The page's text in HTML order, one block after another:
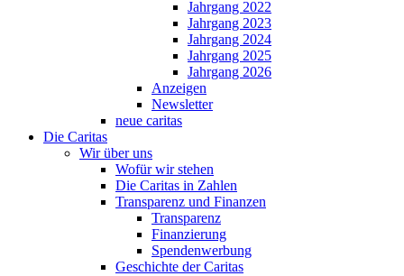
Jahrgang 2022
Jahrgang 2023
Jahrgang 2024
Jahrgang 2025
Jahrgang 2026
Anzeigen
Newsletter
neue caritas
Die Caritas
Wir über uns
Wofür wir stehen
Die Caritas in Zahlen
Transparenz und Finanzen
Transparenz
Finanzierung
Spendenwerbung
Geschichte der Caritas